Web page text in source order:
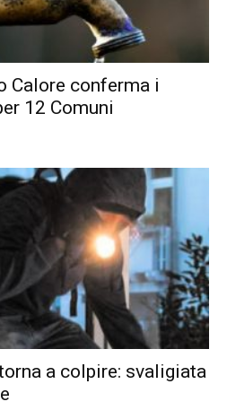
Calore conferma i
12 Comuni
a colpire: svaligiata